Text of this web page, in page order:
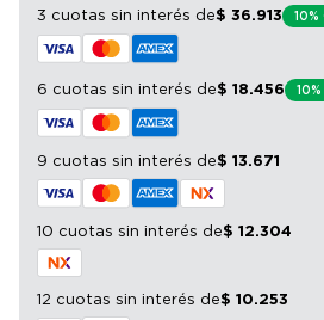
3 cuotas sin interés de$ 36.913 10%
6 cuotas sin interés de$ 18.456
9 cuotas sin interés de$ 13.671
10 cuotas sin interés de$ 12.304
12 cuotas sin interés de$ 10.253